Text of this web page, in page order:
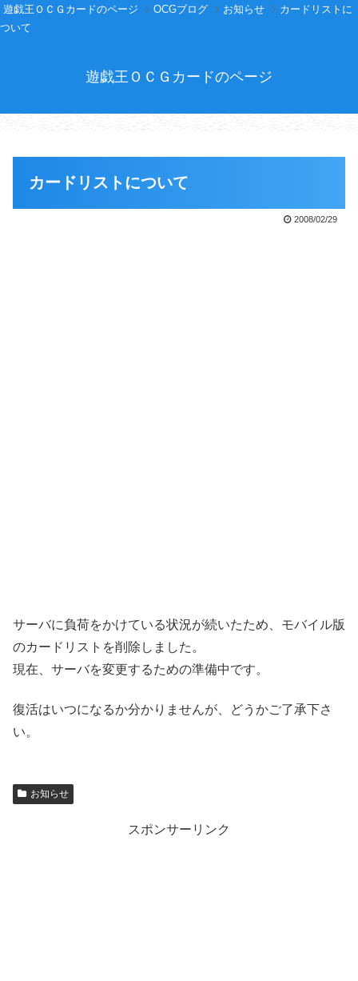
遊戯王ＯＣＧカードのページ OCGブログ お知らせ
カードリストに
ついて
遊戯王ＯＣＧカードのページ
カードリストについて
2008/02/29
サーバに負荷をかけている状況が続いたため、モバイル版
のカードリストを削除しました。
現在、サーバを変更するための準備中です。
復活はいつになるか分かりませんが、どうかご了承下さ
い。
お知らせ
スポンサーリンク